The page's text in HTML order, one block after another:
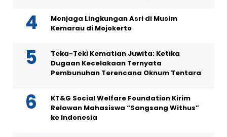
Menjaga Lingkungan Asri di Musim
Kemarau di Mojokerto
Teka-Teki Kematian Juwita: Ketika
Dugaan Kecelakaan Ternyata
Pembunuhan Terencana Oknum Tentara
KT&G Social Welfare Foundation Kirim
Relawan Mahasiswa “Sangsang Withus”
ke Indonesia